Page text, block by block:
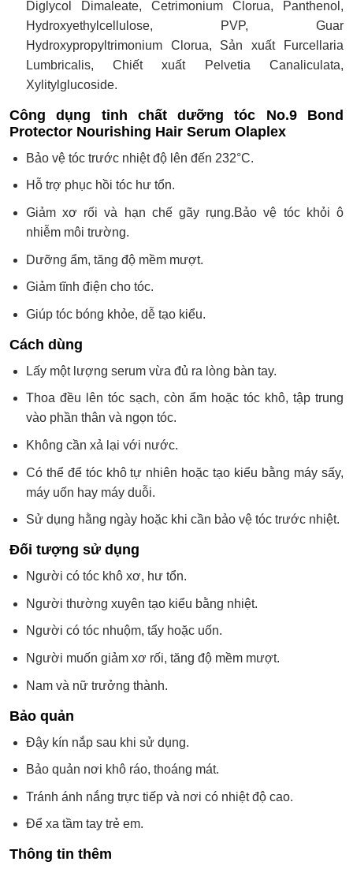
Diglycol Dimaleate, Cetrimonium Clorua, Panthenol,
Hydroxyethylcellulose, PVP, Guar
Hydroxypropyltrimonium Clorua, Sản xuất Furcellaria
Lumbricalis, Chiết xuất Pelvetia Canaliculata,
Xylitylglucoside.
Công dụng tinh chất dưỡng tóc No.9 Bond
Protector Nourishing Hair Serum Olaplex
Bảo vệ tóc trước nhiệt độ lên đến 232°C.
Hỗ trợ phục hồi tóc hư tổn.
Giảm xơ rối và hạn chế gãy rụng.Bảo vệ tóc khỏi ô
nhiễm môi trường.
Dưỡng ẩm, tăng độ mềm mượt.
Giảm tĩnh điện cho tóc.
Giúp tóc bóng khỏe, dễ tạo kiểu.
Cách dùng
Lấy một lượng serum vừa đủ ra lòng bàn tay.
Thoa đều lên tóc sạch, còn ẩm hoặc tóc khô, tập trung
vào phần thân và ngọn tóc.
Không cần xả lại với nước.
Có thể để tóc khô tự nhiên hoặc tạo kiểu bằng máy sấy,
máy uốn hay máy duỗi.
Sử dụng hằng ngày hoặc khi cần bảo vệ tóc trước nhiệt.
Đối tượng sử dụng
Người có tóc khô xơ, hư tổn.
Người thường xuyên tạo kiểu bằng nhiệt.
Người có tóc nhuộm, tẩy hoặc uốn.
Người muốn giảm xơ rối, tăng độ mềm mượt.
Nam và nữ trưởng thành.
Bảo quản
Đậy kín nắp sau khi sử dụng.
Bảo quản nơi khô ráo, thoáng mát.
Tránh ánh nắng trực tiếp và nơi có nhiệt độ cao.
Để xa tầm tay trẻ em.
Thông tin thêm